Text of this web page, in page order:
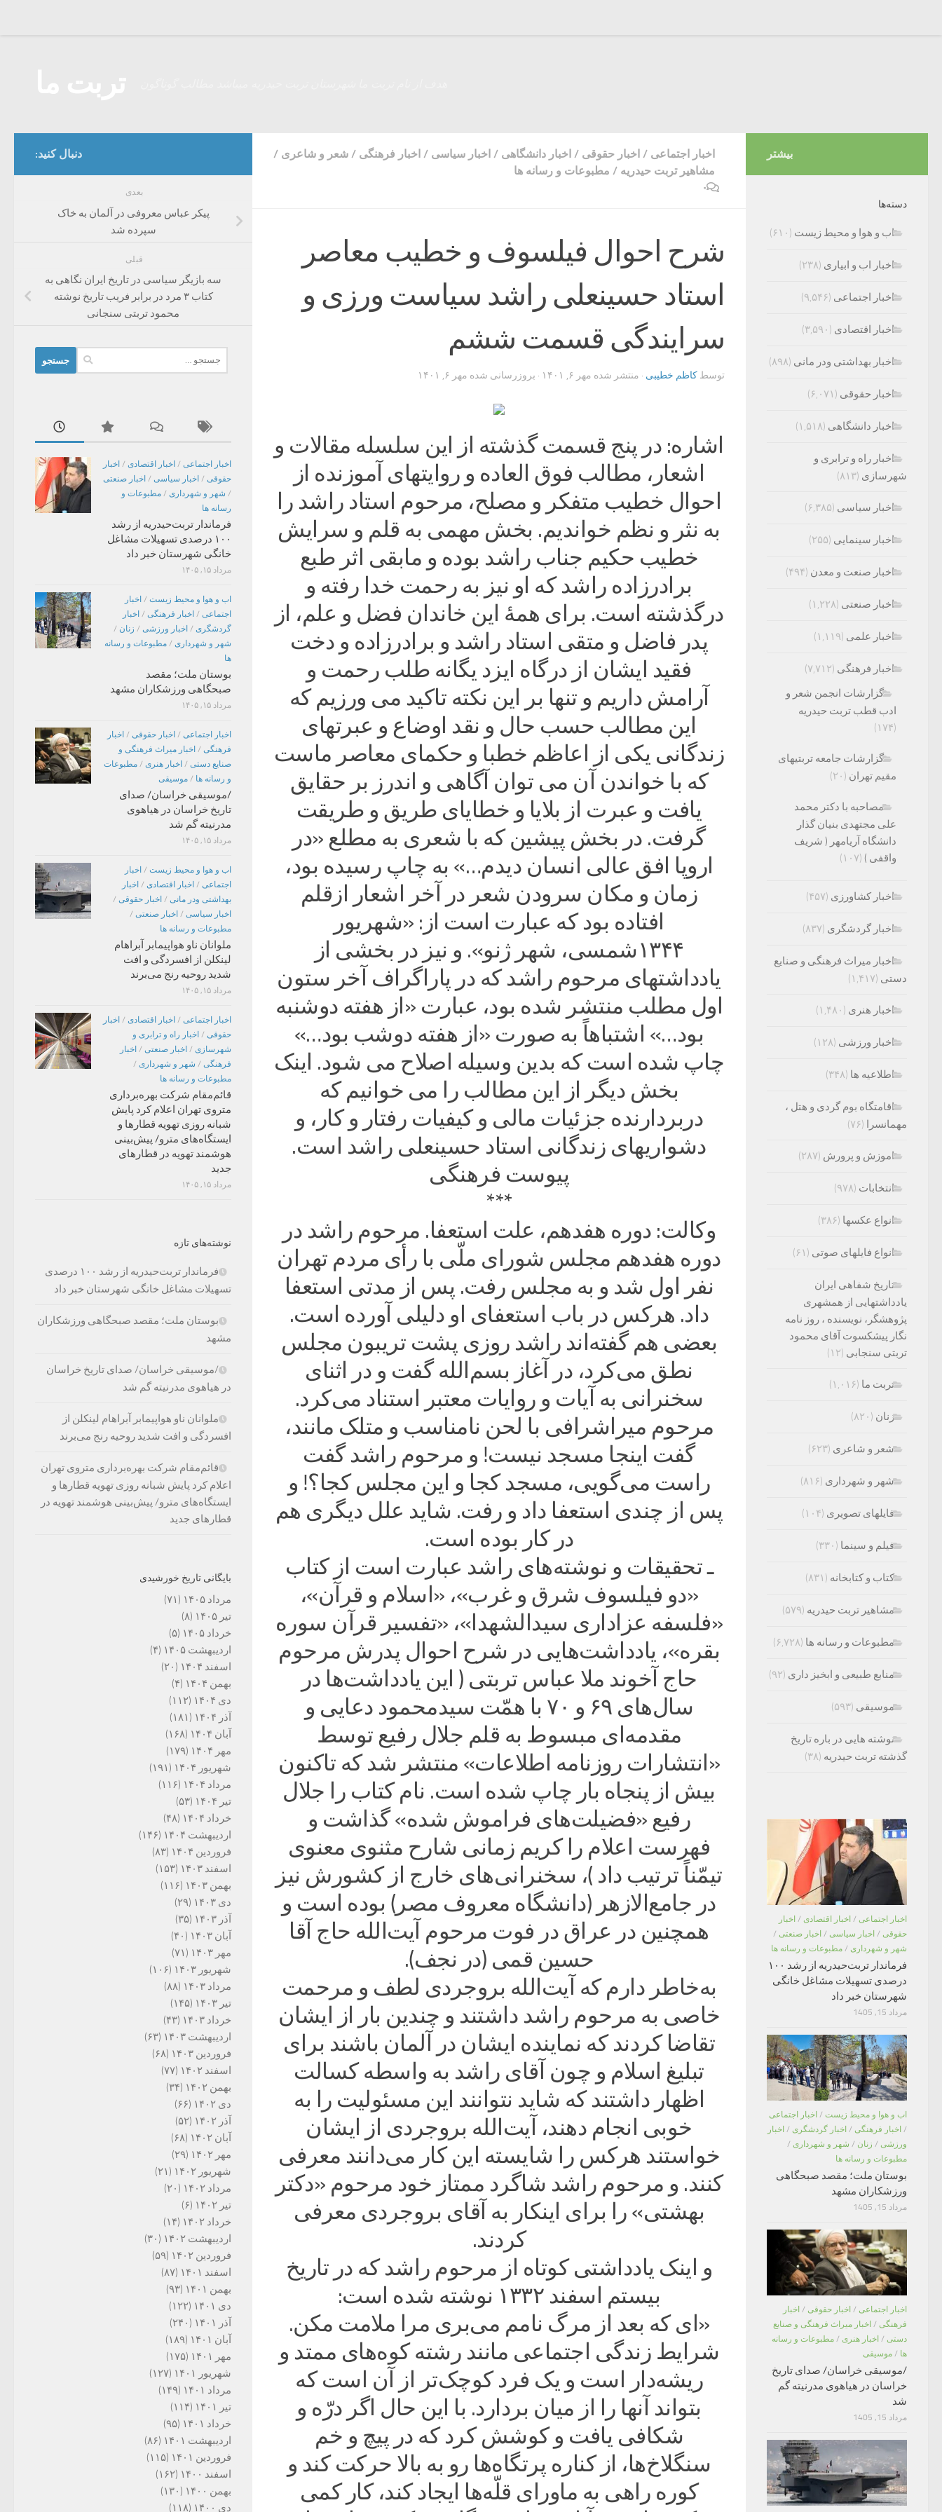
اخبار اجتماعی / اخبار حقوقی / اخبار دانشگاهی / اخبار سیاسی / اخبار فرهنگی / شعر و شاعری /
مشاهیر تربت حیدریه / مطبوعات و رسانه ها
۰
شرح احوال فیلسوف و خطیب معاصر
استاد حسینعلی راشد سیاست ورزی و
سرایندگی قسمت ششم
توسط کاظم خطیبی · منتشر شده مهر ۶, ۱۴۰۱ · بروزرسانی شده مهر ۶, ۱۴۰۱
اشاره: در پنج قسمت گذشته از این سلسله مقالات و
اشعار، مطالب فوق العاده و روایتهای آموزنده از
احوال خطیب متفکر و مصلح، مرحوم استاد راشد را
به نثر و نظم خواندیم. بخش مهمی به قلم و سرایش
خطیب حکیم جناب راشد بوده و مابقی اثر طبع
برادرزاده راشد که او نیز به رحمت خدا رفته و
درگذشته است. برای همۀ این خاندان فضل و علم، از
پدر فاضل و متقی استاد راشد و برادرزاده و دخت
فقید ایشان از درگاه ایزد یگانه طلب رحمت و
آرامش داریم و تنها بر این نکته تاکید می ورزیم که
این مطالب حسب حال و نقد اوضاع و عبرتهای
زندگانی یکی از اعاظم خطبا و حکمای معاصر ماست
که با خواندن آن می توان آگاهی و اندرز بر حقایق
یافت و عبرت از بلایا و خطایای طریق و طریقت
گرفت. در بخش پیشین که با شعری به مطلع «در
اروپا افق عالی انسان دیدم…» به چاپ رسیده بود،
زمان و مکان سرودن شعر در آخر اشعار ازقلم
افتاده بود که عبارت است از: «شهریور
۱۳۴۴شمسی، شهر ژنو». و نیز در بخشی از
یادداشتهای مرحوم راشد که در پاراگراف آخر ستون
اول مطلب منتشر شده بود، عبارت «از هفته دوشنبه
بود…» اشتباهاً به صورت «از هفته دوشب بود…»
چاپ شده است که بدین وسیله اصلاح می شود. اینک
بخش دیگر از این مطالب را می خوانیم که
دربردارنده جزئیات مالی و کیفیات رفتار و کار، و
دشواریهای زندگانی استاد حسینعلی راشد است.
پیوست فرهنگی
***
وکالت: دوره هفدهم، علت استعفا. مرحوم راشد در
دوره هفدهم مجلس شورای ملّی با رأی مردم تهران
نفر اول شد و به مجلس رفت. پس از مدتی استعفا
داد. هرکس در باب استعفای او دلیلی آورده است.
بعضی هم گفته‌اند راشد روزی پشت تریبون مجلس
نطق می‌کرد، در آغاز بسم‌الله گفت و در اثنای
سخنرانی به آیات و روایات معتبر استناد می‌کرد.
مرحوم میراشرافی با لحن نامناسب و متلک مانند،
گفت اینجا مسجد نیست! و مرحوم راشد گفت
راست می‌گویی، مسجد کجا و این مجلس کجا؟! و
پس از چندی استعفا داد و رفت. شاید علل دیگری هم
در کار بوده است.
ـ تحقیقات و نوشته‌های راشد عبارت است از کتاب
«دو فیلسوف شرق و غرب»، «اسلام و قرآن»،
«فلسفه عزاداری سیدالشهدا»، «تفسیر قرآن سوره
بقره»، یادداشت‌هایی در شرح احوال پدرش مرحوم
حاج آخوند ملا عباس تربتی ( این یادداشت‌ها در
سال‌های ۶۹ و ۷۰ با همّت سیدمحمود دعایی و
مقدمه‌ای مبسوط به قلم جلال رفیع توسط
«انتشارات روزنامه اطلاعات» منتشر شد که تاکنون
بیش از پنجاه بار چاپ شده است. نام کتاب را جلال
رفیع «فضیلت‌های فراموش شده» گذاشت و
فهرست اعلام را کریم زمانی شارح مثنوی معنوی
تیمّناً ترتیب داد )، سخنرانی‌های خارج از کشورش نیز
در جامع‌الازهر (دانشگاه معروف مصر) بوده است و
همچنین در عراق در فوت مرحوم آیت‌الله حاج آقا
حسین قمی (در نجف).
به‌خاطر دارم که آیت‌الله بروجردی لطف و مرحمت
خاصی به مرحوم راشد داشتند و چندین بار از ایشان
تقاضا کردند که نماینده ایشان در آلمان باشند برای
تبلیغ اسلام و چون آقای راشد به واسطه کسالت
اظهار داشتند که شاید نتوانند این مسئولیت را به
خوبی انجام دهند، آیت‌الله بروجردی از ایشان
خواستند هرکس را شایسته این کار می‌دانند معرفی
کنند. و مرحوم راشد شاگرد ممتاز خود مرحوم «دکتر
بهشتی» را برای اینکار به آقای بروجردی معرفی
کردند.
و اینک یادداشتی کوتاه از مرحوم راشد که در تاریخ
بیستم اسفند ۱۳۳۲ نوشته شده است:
«ای که بعد از مرگ نامم می‌بری مرا ملامت مکن.
شرایط زندگی اجتماعی مانند رشته کوه‌های ممتد و
ریشه‌دار است و یک فرد کوچک‌تر از آن است که
بتواند آنها را از میان بردارد. با این حال اگر درّه و
شکافی یافت و کوشش کرد که در پیچ و خم
سنگلاخ‌ها، از کناره پرتگاه‌ها رو به بالا حرکت کند و
کوره راهی به ماورای قلّه‌ها ایجاد کند، کار کمی
دنبال کنید:
بعدی
پیکر عباس معروفی در آلمان به خاک
سپرده شد
قبلی
سه بازیگر سیاسی در تاریخ ایران نگاهی به
کتاب ۳ مرد در برابر فریب تاریخ نوشته
محمود تربتی سنجانی
برای:
اخبار اجتماعی / اخبار اقتصادی / اخبار
حقوقی / اخبار سیاسی / اخبار صنعتی
/ شهر و شهرداری / مطبوعات و
رسانه ها
فرماندار تربت‌حیدریه از رشد
۱۰۰ درصدی تسهیلات مشاغل
خانگی شهرستان خبر داد
مرداد ۱۵, ۱۴۰۵
اب و هوا و محیط زیست / اخبار
اجتماعی / اخبار فرهنگی / اخبار
گردشگری / اخبار ورزشی / زنان /
شهر و شهرداری / مطبوعات و رسانه
ها
بوستان ملت؛ مقصد
صبحگاهی ورزشکاران مشهد
مرداد ۱۵, ۱۴۰۵
اخبار اجتماعی / اخبار حقوقی / اخبار
فرهنگی / اخبار میراث فرهنگی و
صنایع دستی / اخبار هنری / مطبوعات
و رسانه ها / موسیقی
/موسیقی خراسان/ صدای
تاریخ خراسان در هیاهوی
مدرنیته گم شد
مرداد ۱۵, ۱۴۰۵
اب و هوا و محیط زیست / اخبار
اجتماعی / اخبار اقتصادی / اخبار
بهداشتی ودر مانی / اخبار حقوقی /
اخبار سیاسی / اخبار صنعتی /
مطبوعات و رسانه ها
ملوانان ناو هواپیمابر آبراهام
لینکلن از افسردگی و افت
شدید روحیه رنج می‌برند
مرداد ۱۵, ۱۴۰۵
اخبار اجتماعی / اخبار اقتصادی / اخبار
حقوقی / اخبار راه و ترابری و
شهرسازی / اخبار صنعتی / اخبار
فرهنگی / شهر و شهرداری /
مطبوعات و رسانه ها
قائم‌مقام شرکت بهره‌برداری
متروی تهران اعلام کرد پایش
شبانه روزی تهویه قطارها و
ایستگاه‌های مترو/ پیش‌بینی
هوشمند تهویه در قطارهای
جدید
مرداد ۱۵, ۱۴۰۵
نوشته‌های تازه
فرماندار تربت‌حیدریه از رشد ۱۰۰ درصدی
تسهیلات مشاغل خانگی شهرستان خبر داد
بوستان ملت؛ مقصد صبحگاهی ورزشکاران
مشهد
/موسیقی خراسان/ صدای تاریخ خراسان
در هیاهوی مدرنیته گم شد
ملوانان ناو هواپیمابر آبراهام لینکلن از
افسردگی و افت شدید روحیه رنج می‌برند
قائم‌مقام شرکت بهره‌برداری متروی تهران
اعلام کرد پایش شبانه روزی تهویه قطارها و
ایستگاه‌های مترو/ پیش‌بینی هوشمند تهویه در
قطارهای جدید
بایگانی تاریخ خورشیدی
مرداد ۱۴۰۵
(۷۱)
تیر ۱۴۰۵
(۸)
خرداد ۱۴۰۵
(۵)
اردیبهشت ۱۴۰۵
(۴)
اسفند ۱۴۰۴
(۲۰)
بهمن ۱۴۰۴
(۴)
دی ۱۴۰۴
(۱۱۲)
آذر ۱۴۰۴
(۱۸۱)
آبان ۱۴۰۴
(۱۶۸)
مهر ۱۴۰۴
(۱۷۹)
شهریور ۱۴۰۴
(۱۹۱)
مرداد ۱۴۰۴
(۱۱۶)
تیر ۱۴۰۴
(۵۳)
خرداد ۱۴۰۴
(۴۸)
اردیبهشت ۱۴۰۴
(۱۴۶)
فروردین ۱۴۰۴
(۸۳)
اسفند ۱۴۰۳
(۱۵۳)
بهمن ۱۴۰۳
(۱۱۶)
دی ۱۴۰۳
(۲۹)
آذر ۱۴۰۳
(۳۵)
آبان ۱۴۰۳
(۴۰)
مهر ۱۴۰۳
(۷۱)
شهریور ۱۴۰۳
(۱۰۶)
مرداد ۱۴۰۳
(۸۸)
تیر ۱۴۰۳
(۱۴۵)
خرداد ۱۴۰۳
(۴۳)
اردیبهشت ۱۴۰۳
(۶۳)
فروردین ۱۴۰۳
(۶۸)
اسفند ۱۴۰۲
(۷۷)
بهمن ۱۴۰۲
(۳۴)
دی ۱۴۰۲
(۶۶)
آذر ۱۴۰۲
(۵۲)
آبان ۱۴۰۲
(۶۸)
مهر ۱۴۰۲
(۲۹)
شهریور ۱۴۰۲
(۲۱)
مرداد ۱۴۰۲
(۲۰)
تیر ۱۴۰۲
(۶)
خرداد ۱۴۰۲
(۱۴)
اردیبهشت ۱۴۰۲
(۳۰)
فروردین ۱۴۰۲
(۵۹)
اسفند ۱۴۰۱
(۸۷)
بهمن ۱۴۰۱
(۹۳)
دی ۱۴۰۱
(۱۲۲)
آذر ۱۴۰۱
(۲۴۰)
آبان ۱۴۰۱
(۱۸۹)
مهر ۱۴۰۱
(۱۷۵)
شهریور ۱۴۰۱
(۱۲۷)
مرداد ۱۴۰۱
(۱۴۹)
تیر ۱۴۰۱
(۱۱۴)
خرداد ۱۴۰۱
(۹۵)
اردیبهشت ۱۴۰۱
(۸۶)
فروردین ۱۴۰۱
(۱۱۵)
اسفند ۱۴۰۰
(۱۶۲)
بهمن ۱۴۰۰
(۱۳۰)
دی ۱۴۰۰
(۱۱۸)
بیشتر
دسته‌ها
اب و هوا و محیط زیست (۶۱۰)
اخبار اب و ابیاری (۲۳۸)
اخبار اجتماعی (۹,۵۴۶)
اخبار اقتصادی (۳,۵۹۰)
اخبار بهداشتی ودر مانی (۸۹۸)
اخبار حقوقی (۶,۰۷۱)
اخبار دانشگاهی (۱,۵۱۸)
اخبار راه و ترابری و
شهرسازی (۸۱۳)
اخبار سیاسی (۶,۳۸۵)
اخبار سینمایی (۲۵۵)
اخبار صنعت و معدن (۴۹۴)
اخبار صنعتی (۱,۲۲۸)
اخبار علمی (۱,۱۱۹)
اخبار فرهنگی (۷,۷۱۲)
گزارشات انجمن شعر و
ادب قطب تربت حیدریه
(۱۷۴)
گزارشات جامعه تربتیهای
مقیم تهران (۲۰)
مصاحبه با دکتر محمد
علی مجتهدی بنیان گذار
دانشگاه آریامهر ( شریف
واقفی ) (۱۰۷)
اخبار کشاورزی (۴۵۷)
اخبار گردشگری (۸۳۷)
اخبار میراث فرهنگی و صنایع
دستی (۱,۴۱۷)
اخبار هنری (۱,۴۸۰)
اخبار ورزشی (۱۲۸)
اطلاعیه ها (۳۴۸)
اقامتگاه بوم گردی و هتل ،
مهمانسرا (۷۶)
اموزش و پرورش (۲۸۷)
انتخابات (۹۷۸)
انواع عکسها (۳۸۶)
انواع فایلهای صوتی (۶۱)
تاریخ شفاهی ایران
یادداشتهایی از همشهری
پژوهشگر، نویسنده ، روز نامه
نگار پیشکسوت آقای محمود
تربتی سنجابی (۱۲)
تربت ما (۱,۰۱۶)
زنان (۸۲۰)
شعر و شاعری (۶۲۳)
شهر و شهرداری (۸۱۶)
فایلهای تصویری (۱۰۴)
فیلم و سینما (۳۳۰)
کتاب و کتابخانه (۸۳۱)
مشاهیر تربت حیدریه (۵۷۹)
مطبوعات و رسانه ها (۶,۷۲۸)
منابع طبیعی و ابخیز داری (۹۲)
موسیقی (۵۹۳)
نوشته هایی در باره تاریخ
گذشته تربت حیدریه (۳۸)
اخبار اجتماعی / اخبار اقتصادی / اخبار
حقوقی / اخبار سیاسی / اخبار صنعتی /
شهر و شهرداری / مطبوعات و رسانه ها
فرماندار تربت‌حیدریه از رشد ۱۰۰
درصدی تسهیلات مشاغل خانگی
شهرستان خبر داد
مرداد 15, 1405
اب و هوا و محیط زیست / اخبار اجتماعی
/ اخبار فرهنگی / اخبار گردشگری / اخبار
ورزشی / زنان / شهر و شهرداری /
مطبوعات و رسانه ها
بوستان ملت؛ مقصد صبحگاهی
ورزشکاران مشهد
مرداد 15, 1405
اخبار اجتماعی / اخبار حقوقی / اخبار
فرهنگی / اخبار میراث فرهنگی و صنایع
دستی / اخبار هنری / مطبوعات و رسانه
ها / موسیقی
/موسیقی خراسان/ صدای تاریخ
خراسان در هیاهوی مدرنیته گم
شد
مرداد 15, 1405